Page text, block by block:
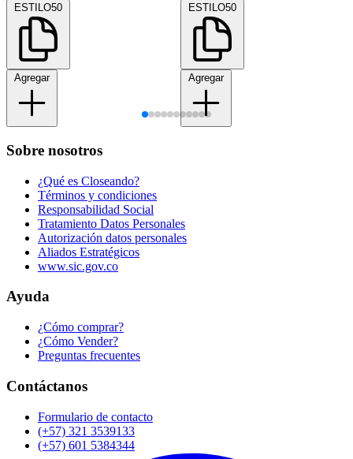
ESTILO50
Agregar
ESTILO50
Agregar
Sobre nosotros
¿Qué es Closeando?
Términos y condiciones
Responsabilidad Social
Tratamiento Datos Personales
Autorización datos personales
Aliados Estratégicos
www.sic.gov.co
Ayuda
¿Cómo comprar?
¿Cómo Vender?
Preguntas frecuentes
Contáctanos
Formulario de contacto
(+57) 321 3539133
(+57) 601 5384344